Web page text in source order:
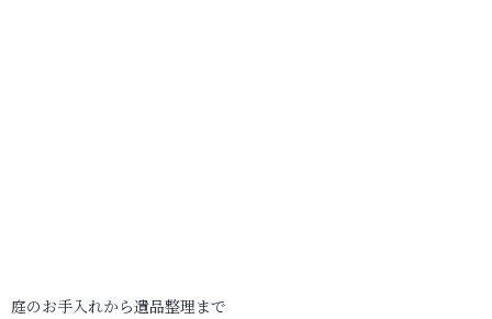
庭のお手入れから遺品整理まで